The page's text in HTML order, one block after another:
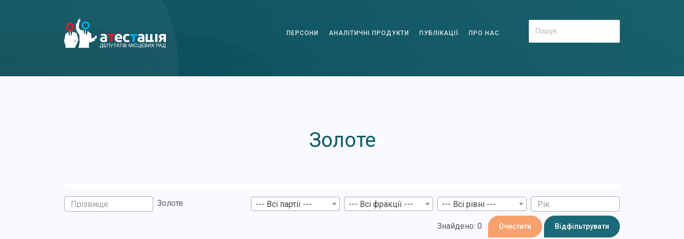
ПЕРСОНИ АНАЛІТИЧНІ ПРОДУКТИ ПУБЛІКАЦІЇ ПРО НАС
Золоте
Золоте --- Всі партії --- --- Всі фракції --- --- Всі рівні ---
Знайдено: 0 Очистити Відфільтрувати